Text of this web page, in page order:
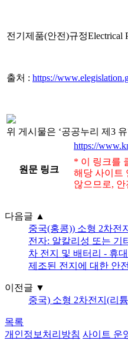
전기제품(안전)규정Electrical
출처 : https://
위 게시물은 ‘공공누리 제3
원문 링크
https://
* 이 링크를
해당 사이트
않으므로,
다음글 ▲
중국(홍콩)) 소형 2차전
전자: 알칼리성 또는 기
차 전지 및 배터리 - 휴
제조된 전지에 대한 안
이전글 ▼
중국) 소형 2차전지(리
목록
개인정보처리방침 사이트 운